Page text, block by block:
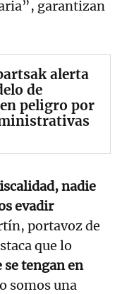
garantizan
alerta
de
peligro por
nadie
evadir
portavoz de
que lo
se tengan en
somos una